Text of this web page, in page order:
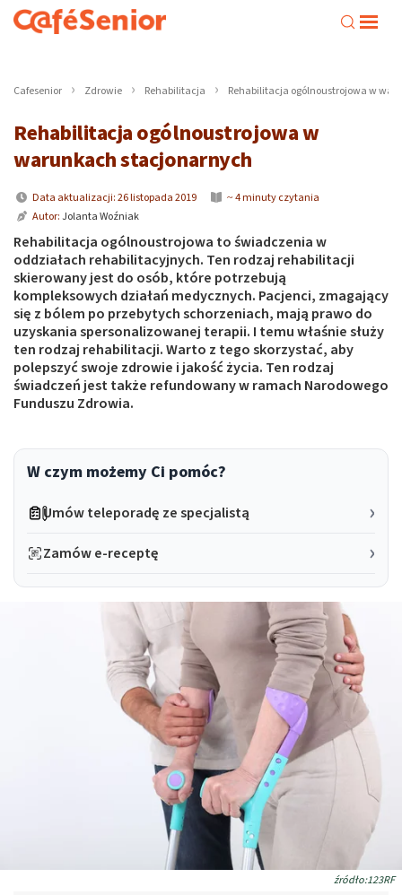
Cafesenior Zdrowie Rehabilitacja Rehabilitacja ogólnoustrojowa w
Rehabilitacja ogólnoustrojowa w
warunkach stacjonarnych
Data aktualizacji: 26 listopada 2019
~ 4 minuty czytania
Autor:Jolanta Woźniak
Rehabilitacja ogólnoustrojowa to świadczenia w
oddziałach rehabilitacyjnych. Ten rodzaj rehabilitacji
skierowany jest do osób, które potrzebują
kompleksowych działań medycznych. Pacjenci, zmagający
się z bólem po przebytych schorzeniach, mają prawo do
uzyskania spersonalizowanej terapii. I temu właśnie służy
ten rodzaj rehabilitacji. Warto z tego skorzystać, aby
polepszyć swoje zdrowie i jakość życia. Ten rodzaj
świadczeń jest także refundowany w ramach Narodowego
Funduszu Zdrowia.
W czym możemy Ci pomóc?
Umów teleporadę ze specjalistą
Zamów e-receptę
źródło:123RF